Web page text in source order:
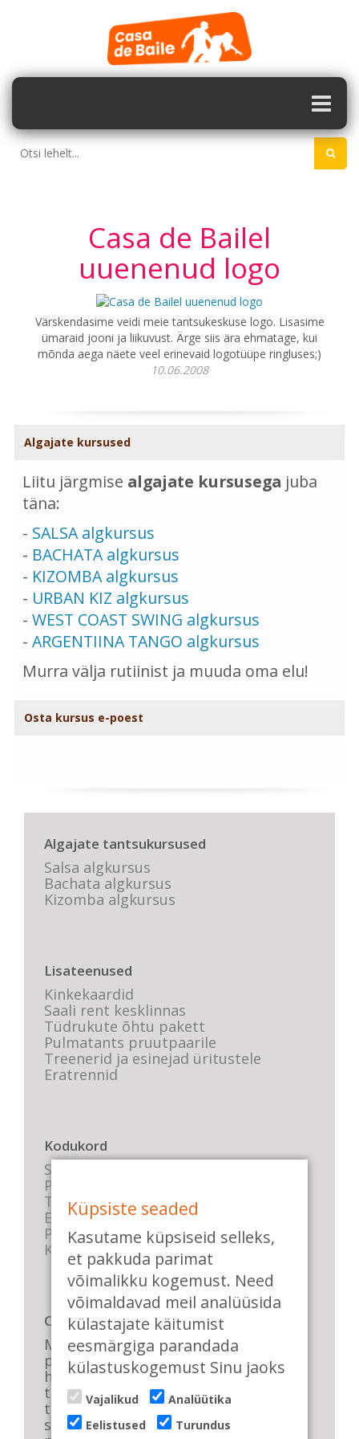
Casa de Bailel
uuenenud logo
Värskendasime veidi meie tantsukeskuse logo. Lisasime
ümaraid jooni ja liikuvust. Ärge siis ära ehmatage, kui
mõnda aega näete veel erinevaid logotüüpe ringluses;)
10.06.2008
Algajate kursused
Liitu järgmise algajate kursusega juba
täna:
- SALSA algkursus
- BACHATA algkursus
- KIZOMBA algkursus
- URBAN KIZ algkursus
- WEST COAST SWING algkursus
- ARGENTIINA TANGO algkursus
Murra välja rutiinist ja muuda oma elu!
Osta kursus e-poest
Algajate tantsukursused
Salsa algkursus
Bachata algkursus
Kizomba algkursus
Lisateenused
Kinkekaardid
Saali rent kesklinnas
Tüdrukute õhtu pakett
Pulmatants pruutpaarile
Treenerid ja esinejad üritustele
Eratrennid
Kodukord
Stuudio sisekord
Privaatsustingimused
Tasemete kirjeldused
E-poe tingimused
Parkimise info
KKK
Casa de Baile
Me pühendume lõbusale olemisele,
positiivsele seltskonnale ja
huvitavatele ning kasulikele
tantsudele. Kui mõnes meie
talveõhtuses trennis tuled kustutada,
siis vaatab vastu säravate silmade
Küpsiste seaded
Kasutame küpsiseid selleks,
et pakkuda parimat
võimalikku kogemust. Need
võimaldavad meil analüüsida
külastajate käitumist
eesmärgiga parandada
külastuskogemust Sinu jaoks
Vajalikud
Analüütika
Eelistused
Turundus